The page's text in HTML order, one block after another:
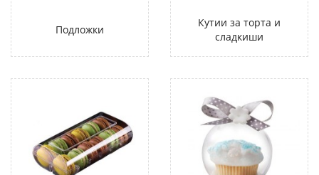
Подложки
Кутии за торта и
сладкиши